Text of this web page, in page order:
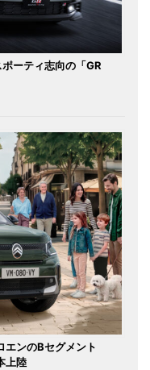
ーティ志向の「GR
エンのBセグメント
上陸